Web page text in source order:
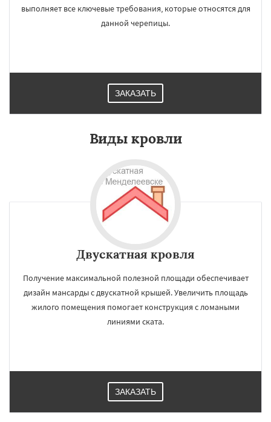
×
Октябрьский
Решетниково Родники
Свердловск Северный Софрино
выполняет все ключевые требования, которые относятся для
данной черепицы.
ЗАКАЗАТЬ
Виды кровли
Двускатная кровля
Получение максимальной полезной площади обеспечивает
дизайн мансарды с двускатной крышей. Увеличить площадь
жилого помещения помогает конструкция с ломаными
линиями ската.
ЗАКАЗАТЬ
УЗНАТЬ ПОДРОБНЕЕ ×